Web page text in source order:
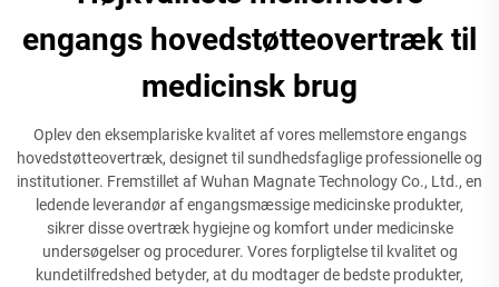
engangs hovedstøtteovertræk til
medicinsk brug
Oplev den eksemplariske kvalitet af vores mellemstore engangs
hovedstøtteovertræk, designet til sundhedsfaglige professionelle og
institutioner. Fremstillet af Wuhan Magnate Technology Co., Ltd., en
ledende leverandør af engangsmæssige medicinske produkter,
sikrer disse overtræk hygiejne og komfort under medicinske
undersøgelser og procedurer. Vores forpligtelse til kvalitet og
kundetilfredshed betyder, at du modtager de bedste produkter,